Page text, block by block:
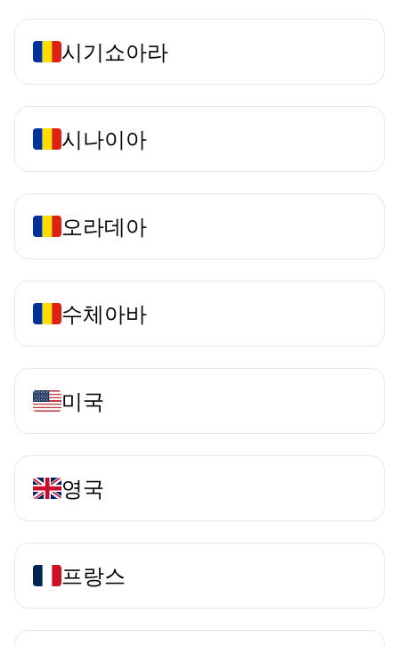
시기쇼아라
시나이아
오라데아
수체아바
미국
영국
프랑스